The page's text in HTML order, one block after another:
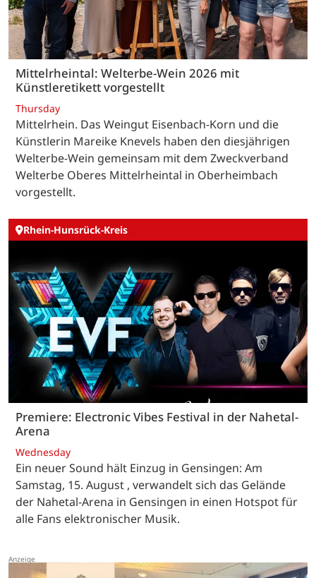
Mittelrheintal: Welterbe-Wein 2026 mit
Künstleretikett vorgestellt
Thursday
Mittelrhein. Das Weingut Eisenbach-Korn und die
Künstlerin Mareike Knevels haben den diesjährigen
Welterbe-Wein gemeinsam mit dem Zweckverband
Welterbe Oberes Mittelrheintal in Oberheimbach
vorgestellt.
Rhein-Hunsrück-Kreis
Premiere: Electronic Vibes Festival in der Nahetal-
Arena
Wednesday
Ein neuer Sound hält Einzug in Gensingen: Am
Samstag, 15. August , verwandelt sich das Gelände
der Nahetal-Arena in Gensingen in einen Hotspot für
alle Fans elektronischer Musik.